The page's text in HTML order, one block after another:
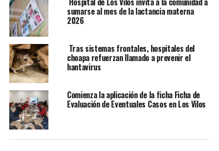
sumarse al mes de la lactancia materna
2026
Tras sistemas frontales, hospitales del
choapa refuerzan llamado a prevenir el
hantavirus
Comienza la aplicación de la ficha Ficha de
Evaluación de Eventuales Casos en Los Vilos